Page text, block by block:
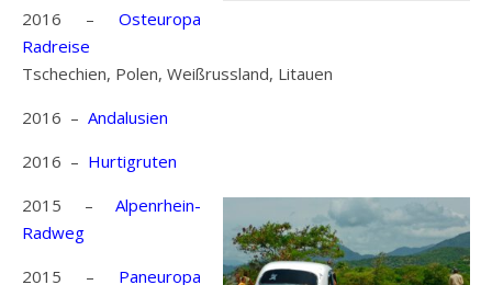
2016 – Osteuropa
Radreise
Tschechien, Polen, Weißrussland, Litauen
2016 – Andalusien
2016 – Hurtigruten
2015 – Alpenrhein-
Radweg
2015 – Paneuropa